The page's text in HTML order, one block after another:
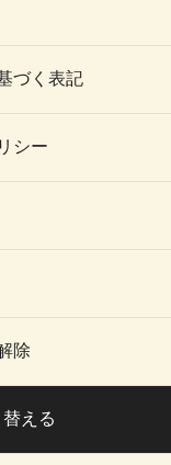
づく表記
シー
除
える